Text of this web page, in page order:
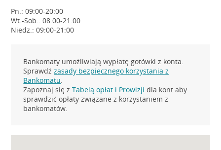
Pn.: 09:00-20:00
Wt.-Sob.: 08:00-21:00
Niedz.: 09:00-21:00
Bankomaty umożliwiają wypłatę gotówki z konta.
Sprawdźzasady bezpiecznego korzystania z
Bankomatu.
Zapoznaj się zTabelą opłat i Prowizji dla kont aby
sprawdzić opłaty związane z korzystaniem z
bankomatów.